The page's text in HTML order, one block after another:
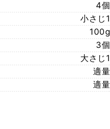
4個
小さじ1
100g
3個
大さじ1
適量
適量